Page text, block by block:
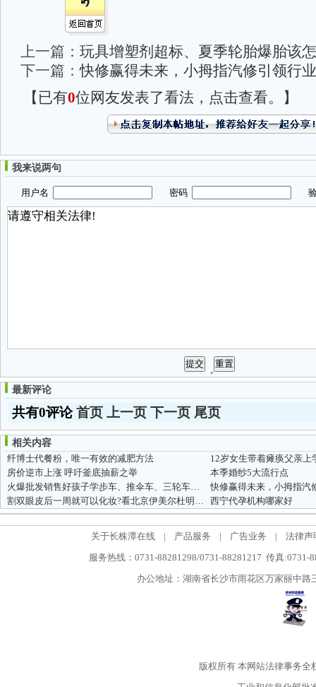
上一篇： 玩具增塑剂超标、夏季轮胎爆胎该
下一篇：快修赢得未来，小拇指汽修引领行
【已有0位网友发表了看法，点击查看。】
我来说两句
用户名 密码 验
最新评论
共有0评论首页 上一页 下一页 尾页
相关内容
纤博士代餐粉，唯一有效的减肥方法
12岁女生带着瘫痪父亲上
房价逆市上涨 呼吁釜底抽薪之举
本季婚纱5大流行点
火爆批发销售好孩子学步车、推伞车、三轮车、电动车、自行车、床餐椅
快修赢得未来，小拇指汽
割双眼皮后一周就可以化妆?看北京伊美尔杜明娟医生如何解答
西宁代孕机构哪家好
关于长株潭在线 | 产品服务 | 广告业务 |
法律声
服务热线：0731-88281298/0731-88281217 传真:0731-
办公地址：湖南省长沙市雨花区万家丽中
版权所有本网站法律事务全